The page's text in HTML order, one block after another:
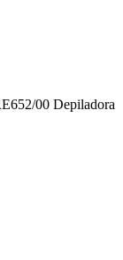
00 Depiladora